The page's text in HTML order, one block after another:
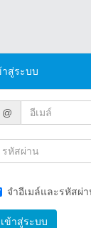
าสู่ระบบ
@
จำอีเมล์และรหัสผ่
เข้าสู่ระบบ